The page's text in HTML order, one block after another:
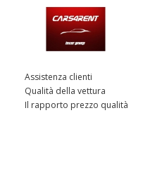
Assistenza clienti
Qualità della vettura
Il rapporto prezzo qualità